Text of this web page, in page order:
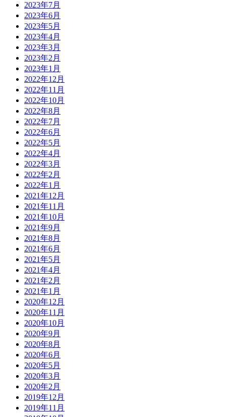
2023年7月
2023年6月
2023年5月
2023年4月
2023年3月
2023年2月
2023年1月
2022年12月
2022年11月
2022年10月
2022年8月
2022年7月
2022年6月
2022年5月
2022年4月
2022年3月
2022年2月
2022年1月
2021年12月
2021年11月
2021年10月
2021年9月
2021年8月
2021年6月
2021年5月
2021年4月
2021年2月
2021年1月
2020年12月
2020年11月
2020年10月
2020年9月
2020年8月
2020年6月
2020年5月
2020年3月
2020年2月
2019年12月
2019年11月